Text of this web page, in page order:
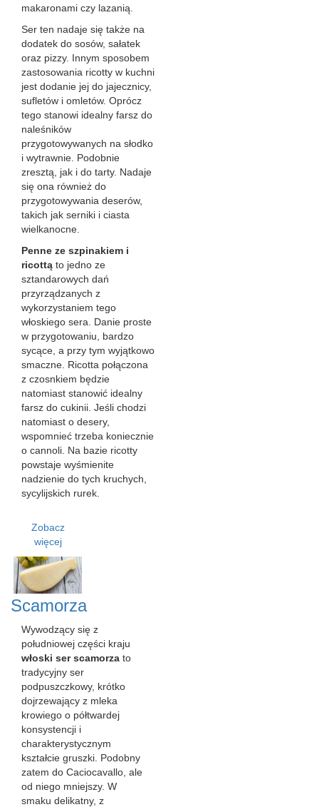
makaronami czy lazanią.
Ser ten nadaje się także na
dodatek do sosów, sałatek
oraz pizzy. Innym sposobem
zastosowania ricotty w kuchni
jest dodanie jej do jajecznicy,
sufletów i omletów. Oprócz
tego stanowi idealny farsz do
naleśników
przygotowywanych na słodko
i wytrawnie. Podobnie
zresztą, jak i do tarty. Nadaje
się ona również do
przygotowywania deserów,
takich jak serniki i ciasta
wielkanocne.
Penne ze szpinakiem i
ricottą to jedno ze
sztandarowych dań
przyrządzanych z
wykorzystaniem tego
włoskiego sera. Danie proste
w przygotowaniu, bardzo
sycące, a przy tym wyjątkowo
smaczne. Ricotta połączona
z czosnkiem będzie
natomiast stanowić idealny
farsz do cukinii. Jeśli chodzi
natomiast o desery,
wspomnieć trzeba koniecznie
o cannoli. Na bazie ricotty
powstaje wyśmienite
nadzienie do tych kruchych,
sycylijskich rurek.
Zobacz
więcej
Scamorza
Wywodzący się z
południowej części kraju
włoski ser scamorza to
tradycyjny ser
podpuszczkowy, krótko
dojrzewający z mleka
krowiego o półtwardej
konsystencji i
charakterystycznym
kształcie gruszki. Podobny
zatem do Caciocavallo, ale
od niego mniejszy. W
smaku delikatny, z